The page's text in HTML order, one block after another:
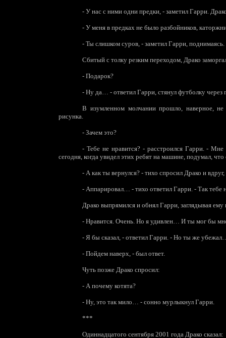
- У нас с ними одни предки, - заметил Гарри.
- У меня в предках не было разбойников,
- Ты слишком суров, - заметил Гарри,
Сбитый с толку резким переходом, Драко
- Подарок?
- Ну да… - ответил Гарри, стянул футболку через
В изумленном молчании прошло, наверное,
рисунка.
- Зачем это?
- Тебе не нравится? - расстроился Гарри. -
сегодня, когда увидел этих ребят на машине, подумал,
- А как ты вернулся? - тихо спросил Драко и
- Аппарировал… - тихо ответил Гарри. - Так тебе
Драко выпрямился и обнял Гарри, заглядывая ему
- Нравится. Очень. Но я удивлен… И ты мог бы
- Я бы сказал, - ответил Гарри. - Но ты же
- Пойдем наверх, - был ответ.
Чуть позже Драко спросил:
- А почему котята?
- Ну, это так мило… - сонно мурлыкнул Гарри.
***
Одиннадцатого сентября 2001 года Драко сказал: